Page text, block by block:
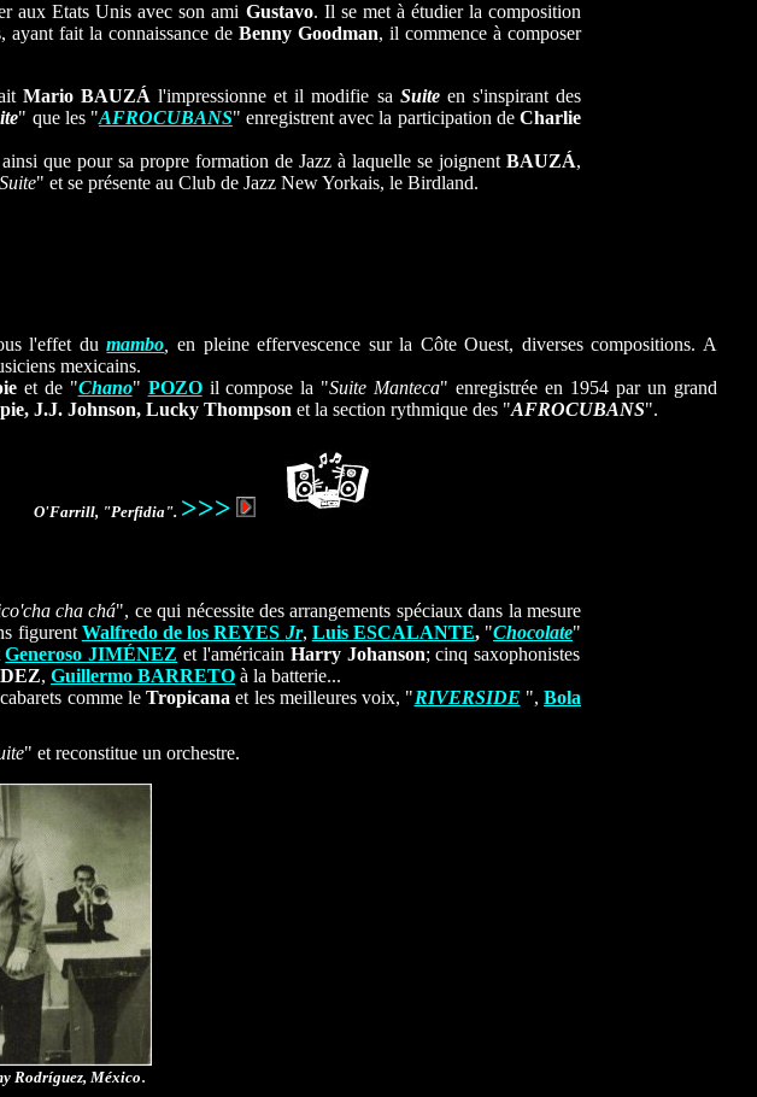
aux Etats Unis avec son ami Gustavo. Il se met à étudier la composition
ayant fait la connaissance de Benny Goodman, il commence à composer
Mario BAUZÁ l'impressionne et il modifie sa Suiteen s'inspirant des
" que les "AFROCUBANS" enregistrent avec la participation deCharlie
ainsi que pour sa propre formation de Jazz à laquelle se joignentBAUZÁ,
" et se présente au Club de Jazz New Yorkais, le Birdland.
l'effet dumambo
en pleine effervescence sur la Côte Ouest, diverses compositions. A
mexicains.
et de "Chano" POZOil compose la "Suite Manteca" enregistrée en 1954 par un grand
J.J. Johnson, Lucky Thompson et la section rythmique des "AFROCUBANS".
O'Farrill, "Perfidia". >>>
cha chá", ce qui nécessite des arrangements spéciaux dans la mesure
figurent Walfredo de los REYES Jr, Luis ESCALANTE, "Chocolate"
Generoso JIMÉNEZ et l'américain Harry Johanson; cinq saxophonistes
, Guillermo BARRETO à la batterie...
comme leTropicana et les meilleures voix, "RIVERSIDE ",Bola
" et reconstitue un orchestre.
Rodríguez, México.